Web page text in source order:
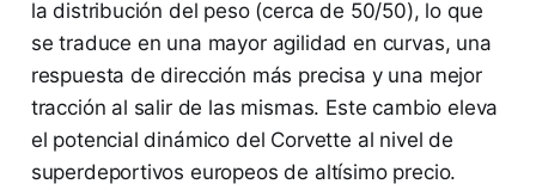
la distribución del peso (cerca de 50/50), lo que
se traduce en una mayor agilidad en curvas, una
respuesta de dirección más precisa y una mejor
tracción al salir de las mismas. Este cambio eleva
el potencial dinámico del Corvette al nivel de
superdeportivos europeos de altísimo precio.